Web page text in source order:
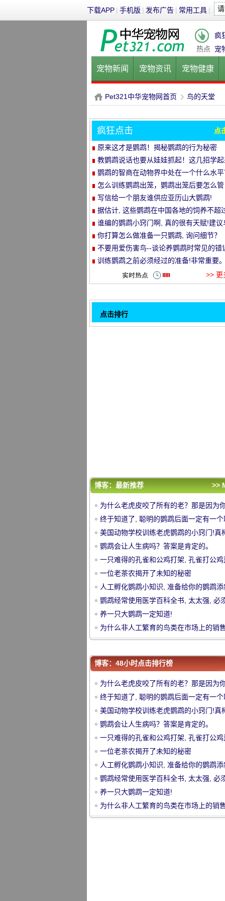
下载APP | 手机版 | 发布广告 | 常用工具 |
热点
疯
宠
宠物新闻 宠物资讯 宠物健康
健康饮食 宠物美容 宠物医院
P
et
中
华
Pet321中华宠物网首页
›
鸟的天堂
疯狂点击 点
原来这才是鹦鹉！揭秘鹦鹉的行为秘密
教鹦鹉说话也要从娃娃抓起！这几招学
鹦鹉的智商在动物界中处在一个什么水
很多人猜错答案
怎么训练鹦鹉出笼，鹦鹉出笼后要怎么管
理？
写信给一个朋友谁供应亚历山大鹦鹉!
据估计, 这些鹦鹉在中国各地的饲养不超
1 0只
谁编的鹦鹉小窍门啊, 真的很有天赋!建议
类朋友记住它。
你打算怎么做准备一只鹦鹉, 询问细节？
不要用爱伤害鸟--谈论养鹦鹉时常见的错
训练鹦鹉之前必须经过的准备!非常重要
>> 更
点击排行
多是由公共鸟类出售的？
评论排行
主人
鹦鹉会让人生病吗？答案是肯定的。
一只难得的孔雀和公鸡打架, 孔雀打公鸡
走!
一位老茶农揭开了未知的秘密
人工孵化鹦鹉小知识, 准备给你的鹦鹉添
吗？
鹦鹉经常使用医学百科全书, 太太强, 必
集
养一只大鹦鹉一定知道!
为什么非人工繁育的鸟类在市场上的销
博客：最新推荐 >>
为什么老虎皮咬了所有的老？那是因为
明白这一点。
终于知道了, 聪明的鹦鹉后面一定有一个
的主人!而愚蠢的鹦鹉往往有一个同样愚
主人
美国动物学校训练老虎鹦鹉的小窍门!真
鹦鹉会让人生病吗？答案是肯定的。
一只难得的孔雀和公鸡打架, 孔雀打公鸡
走!
一位老茶农揭开了未知的秘密
人工孵化鹦鹉小知识, 准备给你的鹦鹉
吗？
鹦鹉经常使用医学百科全书, 太太强, 必
集
养一只大鹦鹉一定知道!
为什么非人工繁育的鸟类在市场上的销
多是由公共鸟类出售的？
博客：48小时点击排行榜
为什么老虎皮咬了所有的老？那是因为
明白这一点。
终于知道了, 聪明的鹦鹉后面一定有一个
的主人!而愚蠢的鹦鹉往往有一个同样愚
主人
美国动物学校训练老虎鹦鹉的小窍门!真
鹦鹉会让人生病吗？答案是肯定的。
一只难得的孔雀和公鸡打架, 孔雀打公鸡
走!
一位老茶农揭开了未知的秘密
人工孵化鹦鹉小知识, 准备给你的鹦鹉
吗？
鹦鹉经常使用医学百科全书, 太太强, 必
集
养一只大鹦鹉一定知道!
为什么非人工繁育的鸟类在市场上的销
多是由公共鸟类出售的？